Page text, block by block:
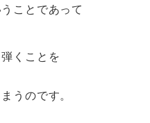
ことであって
くことを
うのです。